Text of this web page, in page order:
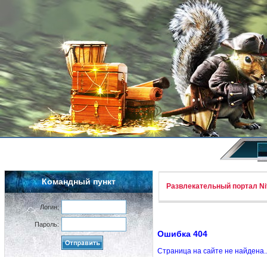
Командный пункт
Логин:
Пароль:
Развлекательный портал
Ошибка 404
Страница на сайте не